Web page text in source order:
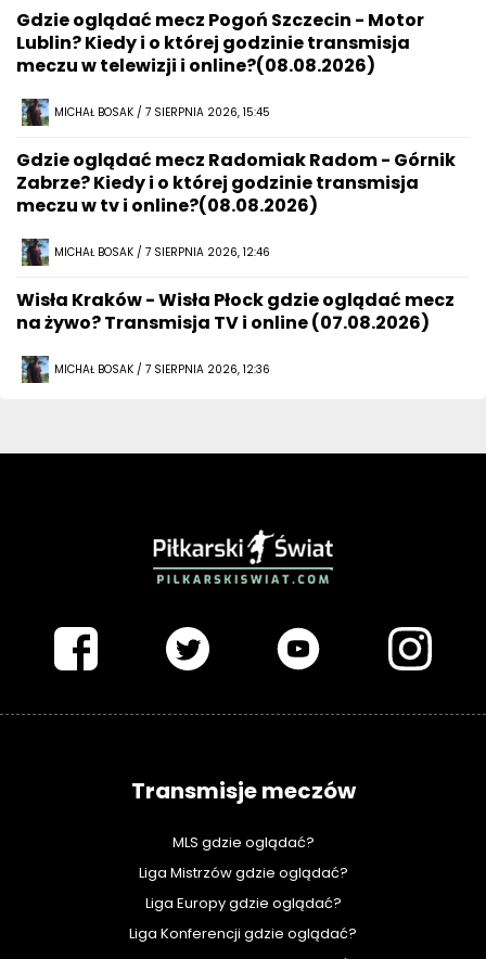
Gdzie oglądać mecz Pogoń Szczecin - Motor
Lublin? Kiedy i o której godzinie transmisja
meczu w telewizji i online?(08.08.2026)
MICHAŁ BOSAK / 7 SIERPNIA 2026, 15:45
Gdzie oglądać mecz Radomiak Radom - Górnik
Zabrze? Kiedy i o której godzinie transmisja
meczu w tv i online?(08.08.2026)
MICHAŁ BOSAK / 7 SIERPNIA 2026, 12:46
Wisła Kraków - Wisła Płock gdzie oglądać mecz
na żywo? Transmisja TV i online (07.08.2026)
MICHAŁ BOSAK / 7 SIERPNIA 2026, 12:36
Transmisje meczów
MLS gdzie oglądać?
Liga Mistrzów gdzie oglądać?
Liga Europy gdzie oglądać?
Liga Konferencji gdzie oglądać?